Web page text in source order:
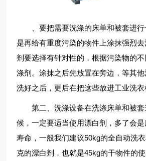
、要把需要洗涤的床单和被套进行
是再给有重度污染的物件上涂抹强烈
剂要选择有针对性的，根据污染物的
涤剂。涂抹之后先放置在旁边，等其
洗好之后，更后在把这些放进工业洗
第二、洗涤设备在洗涤床单和被套
候，一定要适当使用漂白剂，多了会
寿命，一般我们建议50kg的全自动洗
克的漂白剂，也就是45kg的干物件的